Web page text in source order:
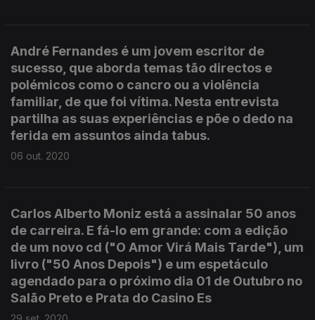
André Fernandes é um jovem escritor de
sucesso, que aborda temas tão directos e
polémicos como o cancro ou a violência
familiar, de que foi vítima. Nesta entrevista
partilha as suas experiências e põe o dedo na
ferida em assuntos ainda tabus.
06 out. 2020
Carlos Alberto Moniz está a assinalar 50 anos
de carreira. E fá-lo em grande: com a edição
de um novo cd ("O Amor Virá Mais Tarde"), um
livro ("50 Anos Depois") e um espetáculo
agendado para o próximo dia 01 de Outubro no
Salão Preto e Prata do Casino Es